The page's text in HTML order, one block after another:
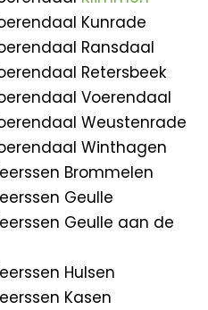
Kunrade
Ransdaal
Retersbeek
Voerendaal
Weustenrade
Winthagen
Brommelen
Geulle
Geulle aan de
Hulsen
Kasen